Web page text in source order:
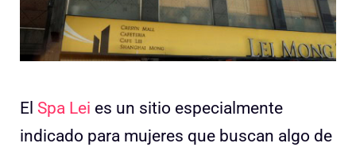
El Spa Lei es un sitio especialmente
indicado para mujeres que buscan algo de